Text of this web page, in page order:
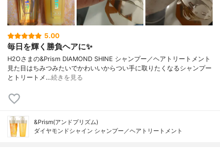
5.00
毎日を輝く勝負ヘアに✨
H2Oさまの&Prism DIAMOND SHINE シャンプー／ヘアトリートメント
見た目はちみつみたいでかわいいからつい手に取りたくなるシャンプー
とトリートメ…続きを見る
&Prism(アンドプリズム)
ダイヤモンドシャイン シャンプー／ヘアトリートメント